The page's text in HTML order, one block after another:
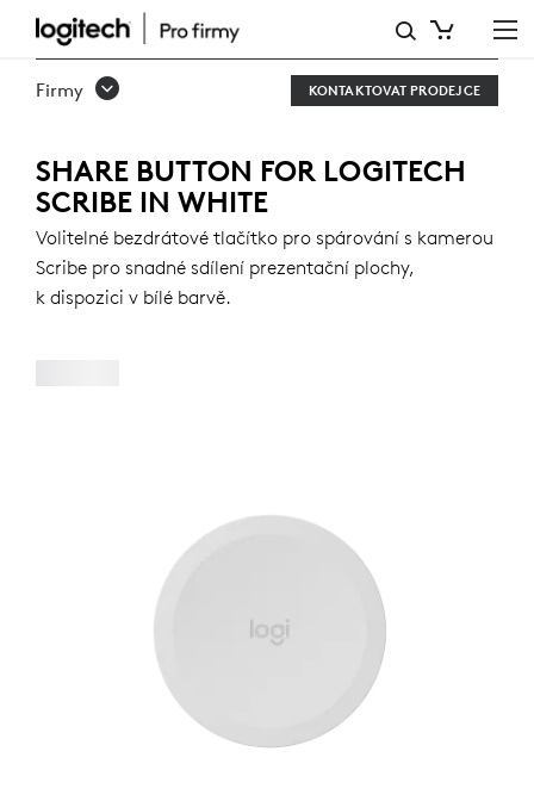
TLAČÍTKO
SHARE
LOGITECH
SCRIBE
Firmy KONTAKTOVAT PRODEJCE
SHARE BUTTON FOR LOGITECH
SCRIBE IN WHITE
Volitelné bezdrátové tlačítko pro spárování s kamerou
Scribe pro snadné sdílení prezentační plochy,
k dispozici v bílé barvě.